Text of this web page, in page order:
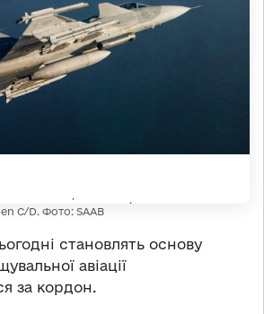
C/D. Фото: SAAB
становлять основу
авіації
за кордон.